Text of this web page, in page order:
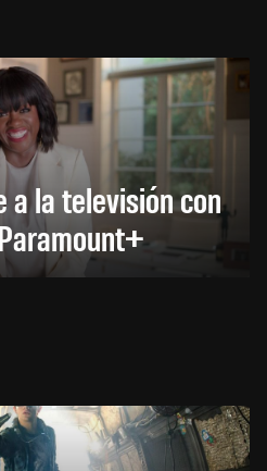
a la televisión con